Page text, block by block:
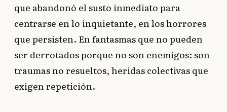
que abandonó el susto inmediato para
centrarse en lo inquietante, en los horrores
que persisten. En fantasmas que no pueden
ser derrotados porque no son enemigos: son
traumas no resueltos, heridas colectivas que
exigen repetición.